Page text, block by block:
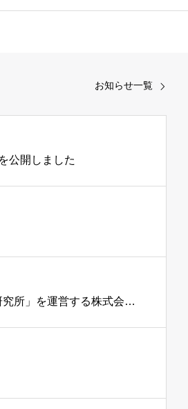
公開しました
【インタビュー記事公開】20年の肌の悩みから起業へ。「ニキビ研究所」を運営する株式会社エプリ 牛尾佳子社長が語る、人を育てる経営哲学
お知らせ一覧